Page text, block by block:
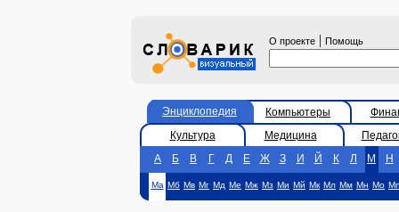
О проекте | Помощь
Энциклопедия Компьютеры
Культура
Медицина
А
Б В Г Д Е Ж З И Й К Л М Н
Ма Мб Мв Мг Мд Ме Мж Мз Ми Мй Мк Мл Мм Мн Мо Мп